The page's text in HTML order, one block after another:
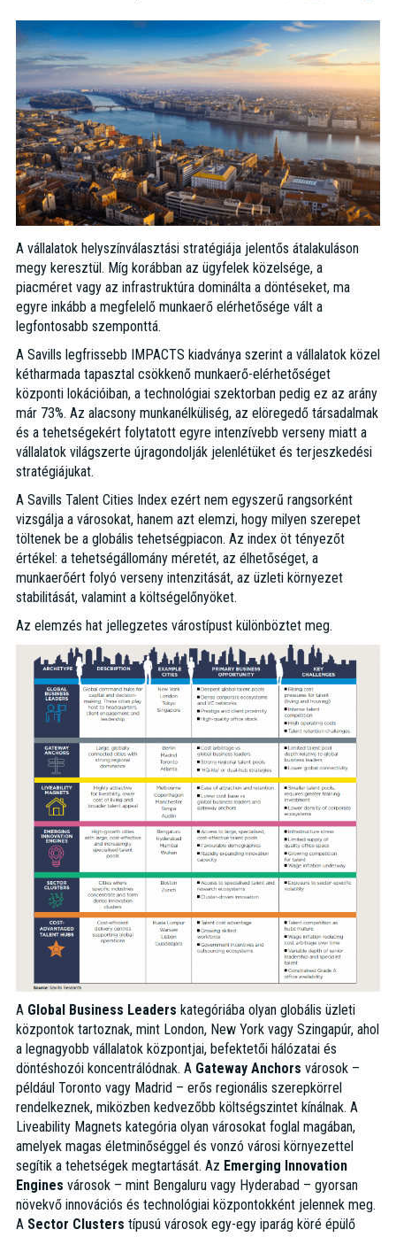
A vállalatok helyszínválasztási stratégiája jelentős átalakuláson
megy keresztül. Míg korábban az ügyfelek közelsége, a
piacméret vagy az infrastruktúra dominálta a döntéseket, ma
egyre inkább a megfelelő munkaerő elérhetősége vált a
legfontosabb szemponttá.
A Savills legfrissebb IMPACTS kiadványa szerint a vállalatok közel
kétharmada tapasztal csökkenő munkaerő-elérhetőséget
központi lokációiban, a technológiai szektorban pedig ez az arány
már 73%. Az alacsony munkanélküliség, az elöregedő társadalmak
és a tehetségekért folytatott egyre intenzívebb verseny miatt a
vállalatok világszerte újragondolják jelenlétüket és terjeszkedési
stratégiájukat.
A Savills Talent Cities Index ezért nem egyszerű rangsorként
vizsgálja a városokat, hanem azt elemzi, hogy milyen szerepet
töltenek be a globális tehetségpiacon. Az index öt tényezőt
értékel: a tehetségállomány méretét, az élhetőséget, a
munkaerőért folyó verseny intenzitását, az üzleti környezet
stabilitását, valamint a költségelőnyöket.
Az elemzés hat jellegzetes várostípust különböztet meg.
A Global Business Leaders kategóriába olyan globális üzleti
központok tartoznak, mint London, New York vagy Szingapúr, ahol
a legnagyobb vállalatok központjai, befektetői hálózatai és
döntéshozói koncentrálódnak. A Gateway Anchors városok –
például Toronto vagy Madrid – erős regionális szerepkörrel
rendelkeznek, miközben kedvezőbb költségszintet kínálnak. A
Liveability Magnets kategória olyan városokat foglal magában,
amelyek magas életminőséggel és vonzó városi környezettel
segítik a tehetségek megtartását. Az Emerging Innovation
Engines városok – mint Bengaluru vagy Hyderabad – gyorsan
növekvő innovációs és technológiai központokként jelennek meg.
A Sector Clusters típusú városok egy-egy iparág köré épülő